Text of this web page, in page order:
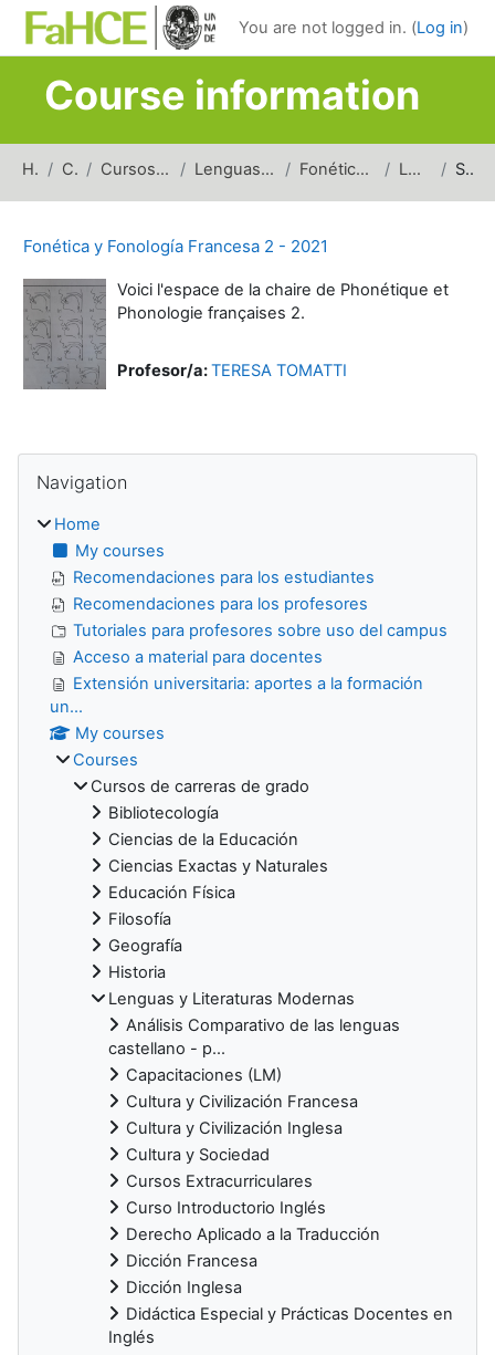
Skip to main content
You are not logged in. (Log in)
Course information
Home Courses Cursos de carreras de grado Lenguas y Literaturas Modernas Fonética y Fonología Francesa LM_FFF2_2021 Summary
Fonética y Fonología Francesa 2 - 2021
Voici l'espace de la chaire de Phonétique et
Phonologie françaises 2.
Profesor/a:TERESA TOMATTI
Blocks
Navigation
Home
My courses
Recomendaciones para los estudiantes
Recomendaciones para los profesores
Tutoriales para profesores sobre uso del campus
Acceso a material para docentes
Extensión universitaria: aportes a la formación
un...
My courses
Courses
Cursos de carreras de grado
Bibliotecología
Ciencias de la Educación
Ciencias Exactas y Naturales
Educación Física
Filosofía
Geografía
Historia
Lenguas y Literaturas Modernas
Análisis Comparativo de las lenguas
castellano - p...
Capacitaciones (LM)
Cultura y Civilización Francesa
Cultura y Civilización Inglesa
Cultura y Sociedad
Cursos Extracurriculares
Curso Introductorio Inglés
Derecho Aplicado a la Traducción
Dicción Francesa
Dicción Inglesa
Didáctica Especial y Prácticas Docentes en
Inglés